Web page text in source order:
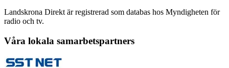
Landskrona Direkt är registrerad som databas hos Myndigheten för
radio och tv.
Våra lokala samarbetspartners